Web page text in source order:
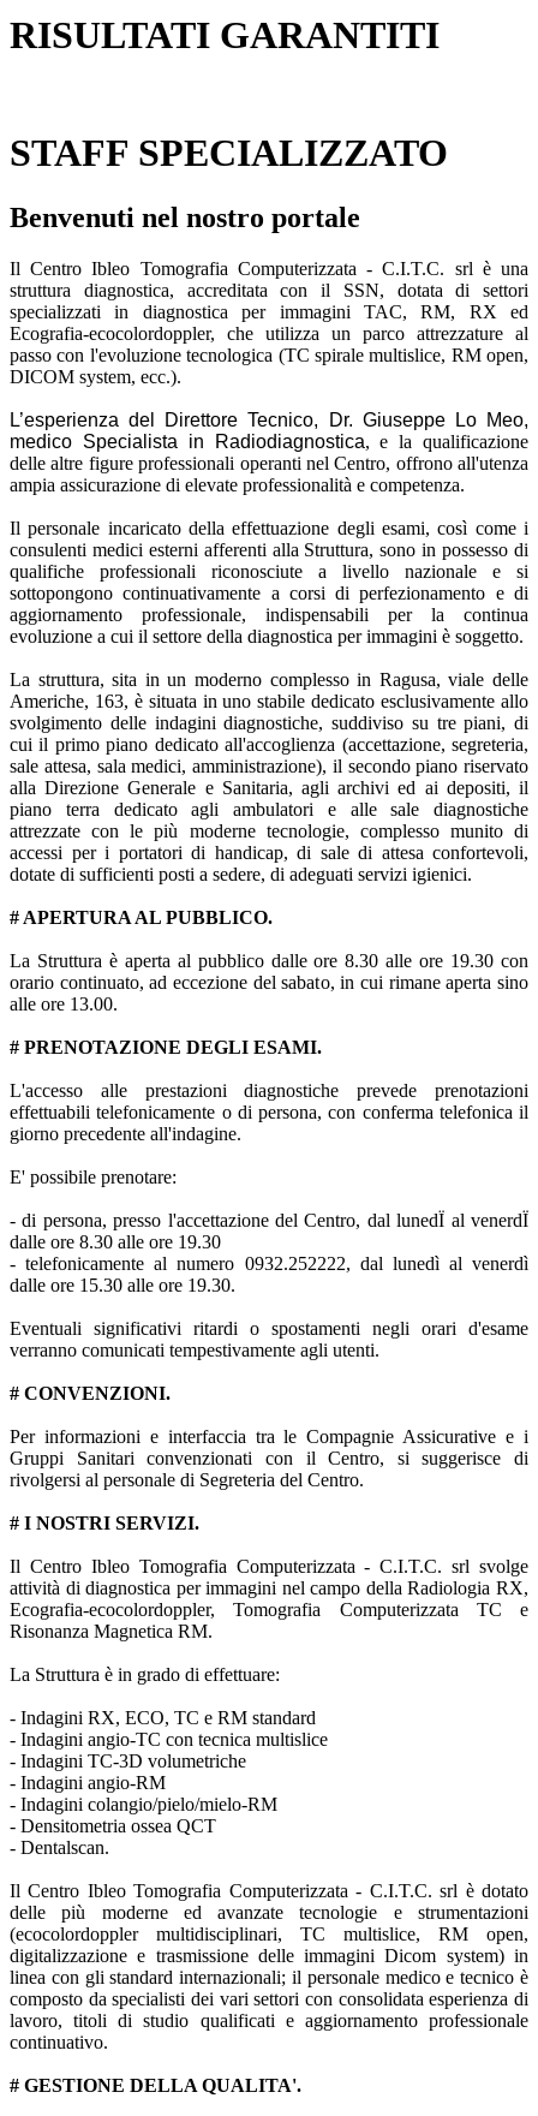
RISULTATI GARANTITI
STAFF SPECIALIZZATO
Benvenuti nel nostro portale
Il Centro Ibleo Tomografia Computerizzata - C.I.T.C. srl è una
struttura diagnostica, accreditata con il SSN, dotata di settori
specializzati in diagnostica per immagini TAC, RM, RX ed
Ecografia-ecocolordoppler, che utilizza un parco attrezzature al
passo con l'evoluzione tecnologica (TC spirale multislice, RM open,
DICOM system, ecc.).
L’esperienza del Direttore Tecnico, Dr. Giuseppe Lo Meo,
medico Specialista in Radiodiagnostica, e la qualificazione
delle altre figure professionali operanti nel Centro, offrono all'utenza
ampia assicurazione di elevate professionalità e competenza.
Il personale incaricato della effettuazione degli esami, così come i
consulenti medici esterni afferenti alla Struttura, sono in possesso di
qualifiche professionali riconosciute a livello nazionale e si
sottopongono continuativamente a corsi di perfezionamento e di
aggiornamento professionale, indispensabili per la continua
evoluzione a cui il settore della diagnostica per immagini è soggetto.
La struttura, sita in un moderno complesso in Ragusa, viale delle
Americhe, 163, è situata in uno stabile dedicato esclusivamente allo
svolgimento delle indagini diagnostiche, suddiviso su tre piani, di
cui il primo piano dedicato all'accoglienza (accettazione, segreteria,
sale attesa, sala medici, amministrazione), il secondo piano riservato
alla Direzione Generale e Sanitaria, agli archivi ed ai depositi, il
piano terra dedicato agli ambulatori e alle sale diagnostiche
attrezzate con le più moderne tecnologie, complesso munito di
accessi per i portatori di handicap, di sale di attesa confortevoli,
dotate di sufficienti posti a sedere, di adeguati servizi igienici.
# APERTURA AL PUBBLICO.
La Struttura è aperta al pubblico dalle ore 8.30 alle ore 19.30 con
orario continuato, ad eccezione del sabato, in cui rimane aperta sino
alle ore 13.00.
# PRENOTAZIONE DEGLI ESAMI.
L'accesso alle prestazioni diagnostiche prevede prenotazioni
effettuabili telefonicamente o di persona, con conferma telefonica il
giorno precedente all'indagine.
E' possibile prenotare:
- di persona, presso l'accettazione del Centro, dal lunedÏ al venerdÏ
dalle ore 8.30 alle ore 19.30
- telefonicamente al numero 0932.252222, dal lunedì al venerdì
dalle ore 15.30 alle ore 19.30.
Eventuali significativi ritardi o spostamenti negli orari d'esame
verranno comunicati tempestivamente agli utenti.
# CONVENZIONI.
Per informazioni e interfaccia tra le Compagnie Assicurative e i
Gruppi Sanitari convenzionati con il Centro, si suggerisce di
rivolgersi al personale di Segreteria del Centro.
# I NOSTRI SERVIZI.
Il Centro Ibleo Tomografia Computerizzata - C.I.T.C. srl svolge
attività di diagnostica per immagini nel campo della Radiologia RX,
Ecografia-ecocolordoppler, Tomografia Computerizzata TC e
Risonanza Magnetica RM.
La Struttura è in grado di effettuare:
- Indagini RX, ECO, TC e RM standard
- Indagini angio-TC con tecnica multislice
- Indagini TC-3D volumetriche
- Indagini angio-RM
- Indagini colangio/pielo/mielo-RM
- Densitometria ossea QCT
- Dentalscan.
Il Centro Ibleo Tomografia Computerizzata - C.I.T.C. srl è dotato
delle più moderne ed avanzate tecnologie e strumentazioni
(ecocolordoppler multidisciplinari, TC multislice, RM open,
digitalizzazione e trasmissione delle immagini Dicom system) in
linea con gli standard internazionali; il personale medico e tecnico è
composto da specialisti dei vari settori con consolidata esperienza di
lavoro, titoli di studio qualificati e aggiornamento professionale
continuativo.
# GESTIONE DELLA QUALITA'.